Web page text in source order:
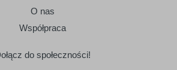
O nas
Współpraca
do społeczności!